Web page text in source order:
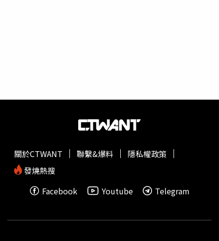
後老爺Google發現，公的三花貓在日本被稱為招財貓，就
2000萬日幣（約新台幣508萬元）身價，在日本代表著『幸
運』，因為萬分之三的機率很低。」貼文曝光後，粉絲紛紛
留言「每一隻都是可愛又療癒的貓寶貝，怎麼可能會賣
呢」、「三花很少有公的不代表沒有，要起大厝了」、「進
了家門，就是一輩子的家人，所以無價」。好友吳淡如則稱
關於CTWANT 聯繫&爆料
隱私權政策
發燒熱搜
Facebook
Youtube Telegram